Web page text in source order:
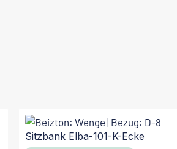
Sitzbank Elba-101-K-Ecke